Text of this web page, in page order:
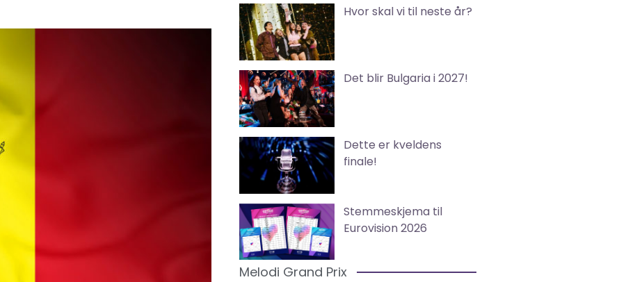
Hvor skal vi til neste år?
Det blir Bulgaria i 2027!
Dette er kveldens
finale!
Stemmeskjema til
Eurovision 2026
Melodi Grand Prix